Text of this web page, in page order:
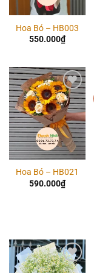
Hoa Bó – HB003
550.000₫
Add to
wishlist
Hoa Bó – HB021
590.000₫
Add to